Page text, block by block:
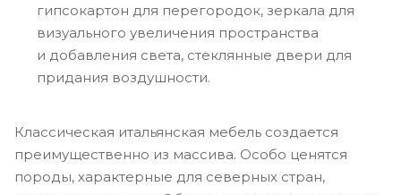
гипсокартон для перегородок, зеркала для
визуального увеличения пространства
и добавления света, стеклянные двери для
придания воздушности.
Классическая итальянская мебель создается
преимущественно из массива. Особо ценятся
породы, характерные для северных стран,